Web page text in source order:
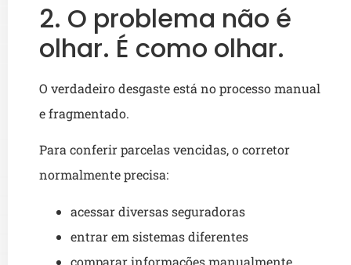
2. O problema não é
olhar. É como olhar.
O verdadeiro desgaste está no processo manual
e fragmentado.
Para conferir parcelas vencidas, o corretor
normalmente precisa:
acessar diversas seguradoras
entrar em sistemas diferentes
comparar informações manualmente